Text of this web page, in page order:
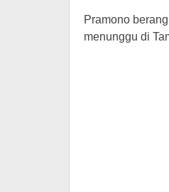
Pramono
menunggu di